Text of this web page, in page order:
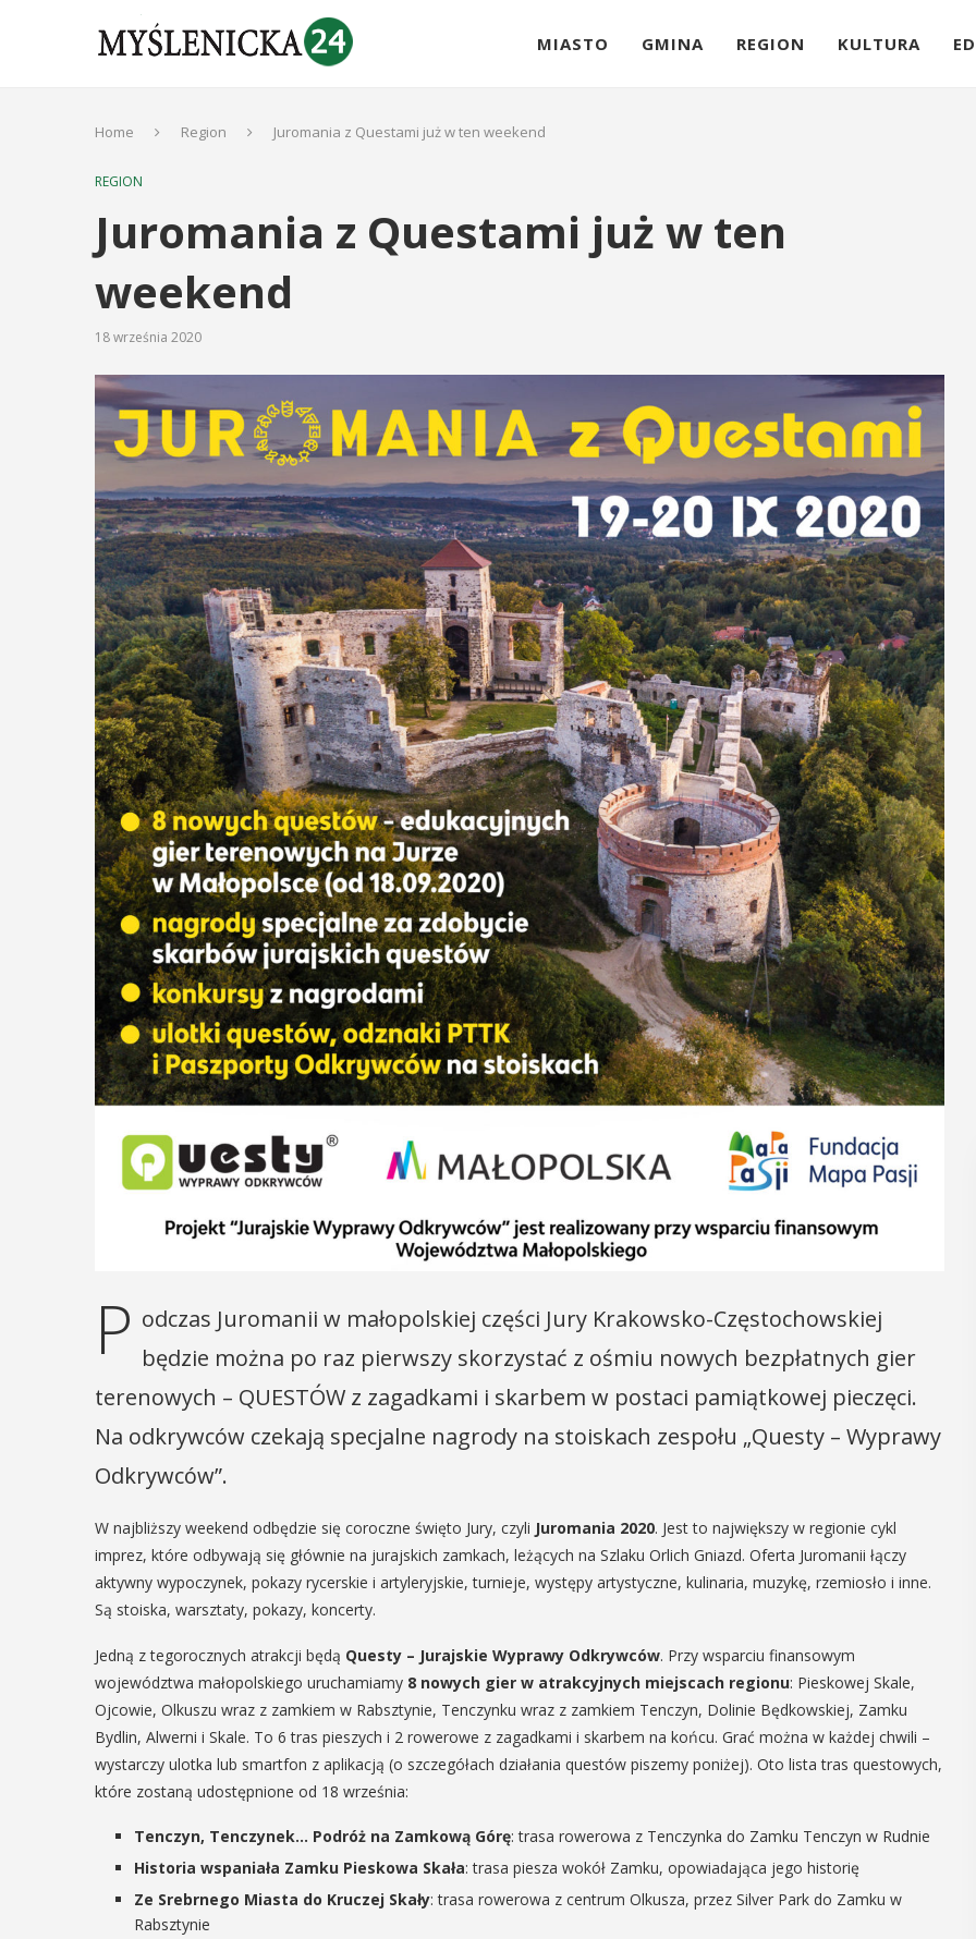
MIASTO GMINA REGION KULTURA
Home Region Juromania z Questami już w ten weekend
REGION
Juromania z Questami już w ten
weekend
18 września 2020
P odczas Juromanii w małopolskiej części Jury Krakowsko-Częstochowskiej
będzie można po raz pierwszy skorzystać z ośmiu nowych bezpłatnych gier
terenowych – QUESTÓW z zagadkami i skarbem w postaci pamiątkowej pieczęci.
Na odkrywców czekają specjalne nagrody na stoiskach zespołu „Questy – Wyprawy
Odkrywców”.
W najbliższy weekend odbędzie się coroczne święto Jury, czyli Juromania 2020. Jest to największy w regionie cykl
imprez, które odbywają się głównie na jurajskich zamkach, leżących na Szlaku Orlich Gniazd. Oferta Juromanii łączy
aktywny wypoczynek, pokazy rycerskie i artyleryjskie, turnieje, występy artystyczne, kulinaria, muzykę, rzemiosło i inne.
Są stoiska, warsztaty, pokazy, koncerty.
Jedną z tegorocznych atrakcji będą Questy – Jurajskie Wyprawy Odkrywców. Przy wsparciu finansowym
województwa małopolskiego uruchamiamy 8 nowych gier w atrakcyjnych miejscach regionu: Pieskowej Skale,
Ojcowie, Olkuszu wraz z zamkiem w Rabsztynie, Tenczynku wraz z zamkiem Tenczyn, Dolinie Będkowskiej, Zamku
Bydlin, Alwerni i Skale. To 6 tras pieszych i 2 rowerowe z zagadkami i skarbem na końcu. Grać można w każdej chwili –
wystarczy ulotka lub smartfon z aplikacją (o szczegółach działania questów piszemy poniżej). Oto lista tras questowych,
które zostaną udostępnione od 18 września:
Tenczyn, Tenczynek… Podróż na Zamkową Górę: trasa rowerowa z Tenczynka do Zamku Tenczyn w Rudnie
Historia wspaniała Zamku Pieskowa Skała: trasa piesza wokół Zamku, opowiadająca jego historię
Ze Srebrnego Miasta do Kruczej Skały: trasa rowerowa z centrum Olkusza, przez Silver Park do Zamku w
Rabsztynie
i
wakacji, czyli 29-30
Turnieju Myślimira.
organizowane przez
w Myślenicach
22
17:00 -
22:00
Plenerówka
Młodzieżowa
Zapraszamy młodzież na kolejną edycję
„Plenerówki” 22 maja 2026
(piątek) 17:00–22:00 Park Zarabie,
POKAŻ SZCZEGÓŁY
14
CZERWIEC
Cały dzień
„Oddaj krew-
Uratuj życie”
W niedzielę 14 czerwca na plaży
trawiastej na myślenickim Zarabiu
"Oddaj krew-Uratuj życie" łączące akcję
pożarniczych. Organizatorami ...